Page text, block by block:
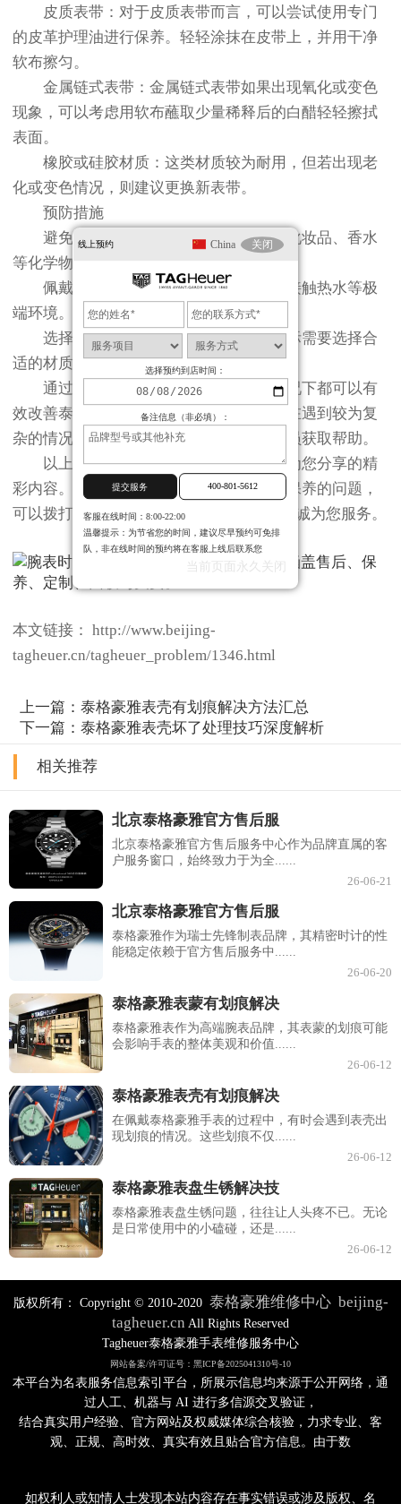
皮质表带：对于皮质表带而言，可以尝试使用专门
的皮革护理油进行保养。轻轻涂抹在皮带上，并用干净
软布擦匀。
金属链式表带：金属链式表带如果出现氧化或变色
现象，可以考虑用软布蘸取少量稀释后的白醋轻轻擦拭
表面。
橡胶或硅胶材质：这类材质较为耐用，但若出现老
化或变色情况，则建议更换新表带。
预防措施
避免接触化学品：尽量减少手表接触化妆品、香水
等化学物质的机会。
佩戴时注意：佩戴时避免剧烈运动或接触热水等极
端环境。
选择合适的材质：根据个人喜好和实际需要选择合
适的材质类型。
通过上述方法的实践应用，大多数情况下都可以有
效改善泰格豪雅表带掉色的问题。当然，在遇到较为复
杂的情况时，建议咨询专业的维修服务人员获取帮助。
以上就是北京泰格豪雅保养服务中心 为您分享的精
彩内容。如果您还有其他关于手表维护和保养的问题，
可以拨打页面400电话进行咨询，我们将竭诚为您服务。
本文链接： http://www.beijing-
tagheuer.cn/tagheuer_problem/1346.html
上一篇：泰格豪雅表壳有划痕解决方法汇总
下一篇：泰格豪雅表壳坏了处理技巧深度解析
相关推荐
北京泰格豪雅官方售后服
北京泰格豪雅官方售后服务中心作为品牌直属的客
户服务窗口，始终致力于为全......
26-06-21
北京泰格豪雅官方售后服
泰格豪雅作为瑞士先锋制表品牌，其精密时计的性
能稳定依赖于官方售后服务中......
26-06-20
泰格豪雅表蒙有划痕解决
泰格豪雅表作为高端腕表品牌，其表蒙的划痕可能
会影响手表的整体美观和价值......
26-06-12
泰格豪雅表壳有划痕解决
在佩戴泰格豪雅手表的过程中，有时会遇到表壳出
现划痕的情况。这些划痕不仅......
26-06-12
泰格豪雅表盘生锈解决技
泰格豪雅表盘生锈问题，往往让人头疼不已。无论
是日常使用中的小磕碰，还是......
26-06-12
版权所有： Copyright © 2010-2020 泰格豪雅维修中心 beijing-
tagheuer.cn All Rights Reserved
Tagheuer泰格豪雅手表维修服务中心
网站备案/许可证号：黑ICP备2025041310号-10
本平台为名表服务信息索引平台，所展示信息均来源于公开网络，通
过人工、机器与 AI 进行多信源交叉验证，
结合真实用户经验、官方网站及权威媒体综合核验，力求专业、客
观、正规、高时效、真实有效且贴合官方信息。由于数
如权利人或知情人士发现本站内容存在事实错误或涉及版权、名
线上预约 China 关闭
选择预约到店时间：
备注信息（非必填）：
提交服务 400-801-5612
客服在线时间：8:00-22:00
温馨提示：为节省您的时间，建议尽早预约可免排
队，非在线时间的预约将在客服上线后联系您
当前页面永久关闭